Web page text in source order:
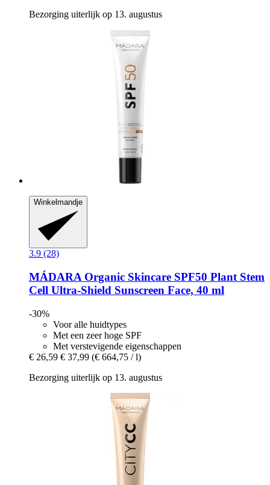
Bezorging uiterlijk op 13. augustus
Winkelmandje
3.9 (28)
MÁDARA Organic Skincare SPF50 Plant Stem
Cell Ultra-​Shield Sunscreen Face, 40 ml
-30%
Voor alle huidtypes
Met een zeer hoge SPF
Met verstevigende eigenschappen
€ 26,59 € 37,99 (€ 664,75 / l)
Bezorging uiterlijk op 13. augustus